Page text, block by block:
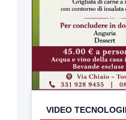
VIDEO TECNOLOGIE